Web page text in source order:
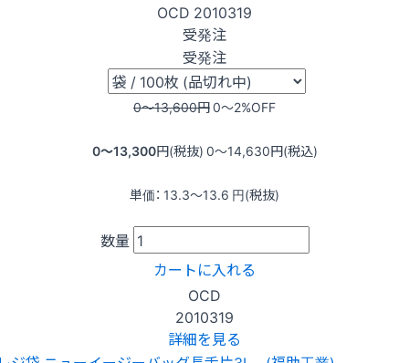
OCD 2010319
受発注
受発注
0〜13,600円0〜2%OFF
0〜13,300円(税抜) 0〜14,630円(税込)
単価： 13.3〜13.6 円(税抜)
数量
カートに入れる
OCD
2010319
詳細を見る